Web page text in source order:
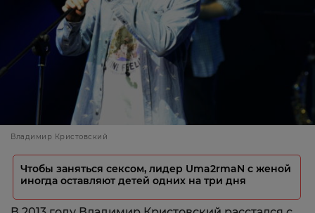
Владимир Кристовский
Чтобы заняться сексом, лидер Uma2rmaN с женой
иногда оставляют детей одних на три дня